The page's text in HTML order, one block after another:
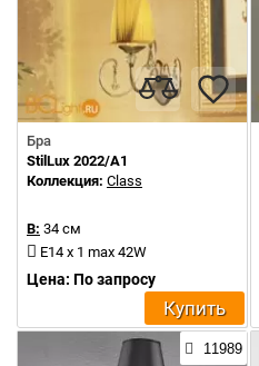
Бра
StilLux 2022/A1
Коллекция: Class
В: 34 см
E14 x 1 max 42W
Цена: По запросу
Купить
11989